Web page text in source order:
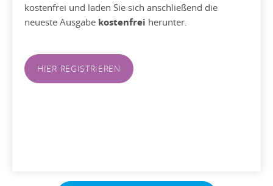
kostenfrei und laden Sie sich anschließend die
neueste Ausgabe kostenfrei herunter.
HIER REGISTRIEREN